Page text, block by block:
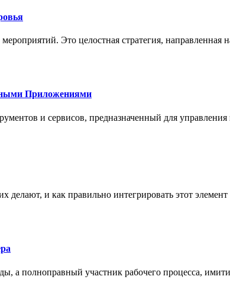
Это целостная стратегия, направленная
Приложениями
и сервисов, предназначенный для
и как правильно интегрировать этот
а полноправный участник рабочего процесса,